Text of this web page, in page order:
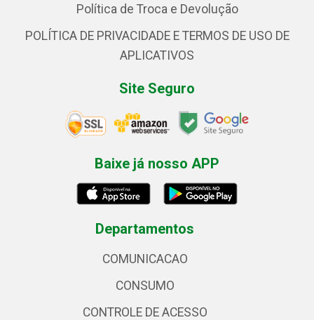
Política de Troca e Devolução
POLÍTICA DE PRIVACIDADE E TERMOS DE USO DE
APLICATIVOS
Site Seguro
Baixe já nosso APP
Departamentos
COMUNICACAO
CONSUMO
CONTROLE DE ACESSO